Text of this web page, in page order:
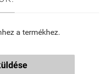
a termékhez.